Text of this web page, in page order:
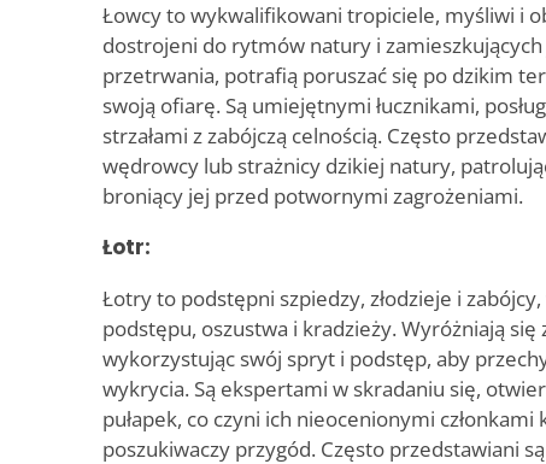
Łowcy to wykwalifikowani tropiciele, myśliwi i
dostrojeni do rytmów natury i
przetrwania, potrafią poruszać się po dzikim
swoją ofiarę. Są umiejętnymi łucznikami,
strzałami z zabójczą celnością. Często
wędrowcy lub strażnicy dzikiej natury,
broniący jej przed potwornymi zagrożeniami.
Łotr:
Łotry to podstępni szpiedzy, złodzieje i
podstępu, oszustwa i kradzieży. Wyróżniają się
wykorzystując swój spryt i podstęp, aby
wykrycia. Są ekspertami w skradaniu się,
pułapek, co czyni ich nieocenionymi członkami
poszukiwaczy przygód. Często przedstawiani